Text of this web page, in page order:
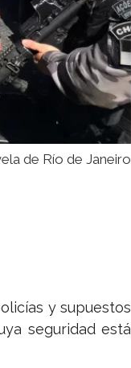
de Río de Janeiro
y supuestos
seguridad está